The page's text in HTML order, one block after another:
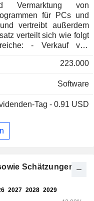
Vermarktung von
für PCs und
vertreibt außerdem
verteilt sich wie folgt
von
SQL Server, Windows
Excel, PowerPoint,
und -verwaltung
(Windows), Tablets
223.000
Software
Tag - 0.91 USD
Schätzungen